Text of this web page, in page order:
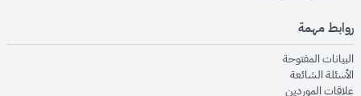
روابط مهمة
البيانات المفتوحةopens in new window
الأسئلة الشائعةopens in new window
علاقات الموردينopens in new window